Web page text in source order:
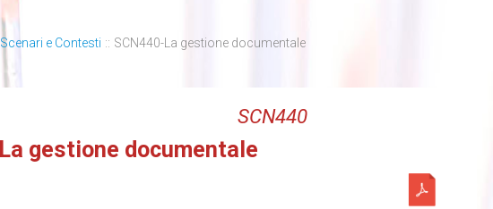
Scenari e Contesti :: SCN440-La gestione documentale
SCN440
La gestione documentale